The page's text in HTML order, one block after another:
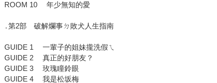
ROOM 10 年少無知的愛
․第2部 破解爛事ㄉ敗犬人生指南
GUIDE 1 一輩子的姐妹攏洗假ㄟ
GUIDE 2 真正的好朋友？
GUIDE 3 玫瑰瞳鈴眼
GUIDE 4 我是松坂梅